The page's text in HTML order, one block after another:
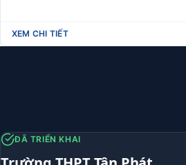
XEM CHI TIẾT
ĐÃ TRIỂN KHAI